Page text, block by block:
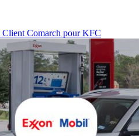
Client Comarch pour KFC